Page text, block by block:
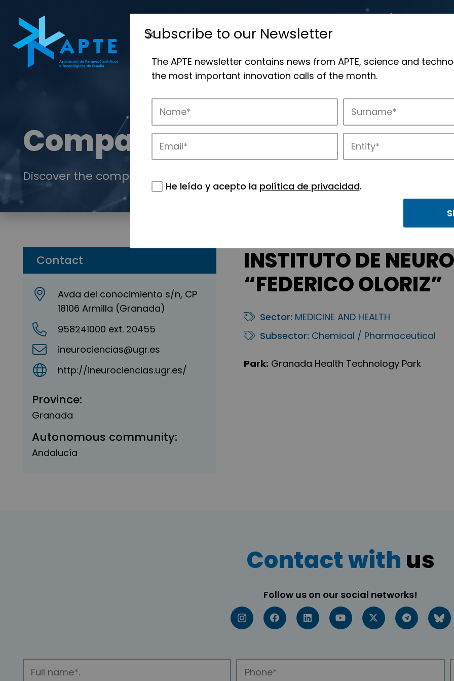
Companies
Discover the companies that drive innovation in APTE’s parks.
Contact
Avda del conocimiento s/n, CP
18106 Armilla (Granada)
958241000 ext. 20455
ineurociencias@ugr.es
http://ineurociencias.ugr.es/
Province:
Granada
Autonomous community:
Andalucía
INSTITUTO DE
“FEDERICO OLORIZ”
Sector: MEDICINE AND HEALTH
Subsector: Chemical / Pharmaceutical
Park: Granada Health Technology Park
Contact with us
Follow us on our social networks!
Subscribe to our Newsletter
The APTE newsletter contains news from APTE, science and
the most important innovation calls of the month.
He leído y acepto la política de privacidad.